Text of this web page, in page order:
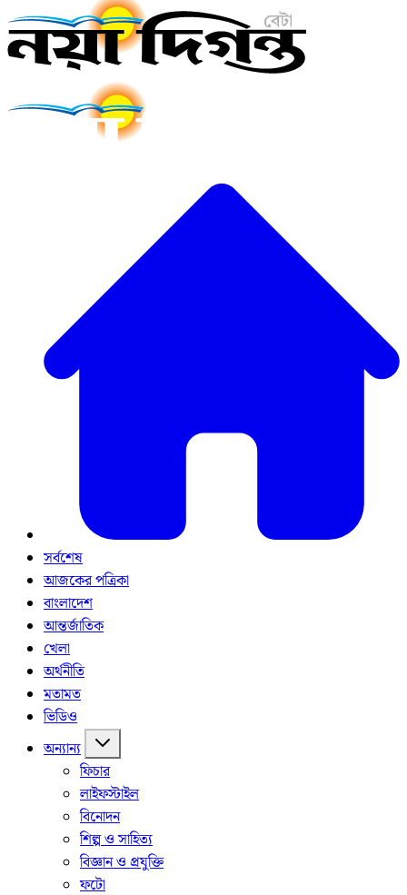
সর্বশেষ
আজকের পত্রিকা
বাংলাদেশ
আন্তর্জাতিক
খেলা
অর্থনীতি
মতামত
ভিডিও
অন্যান্য
ফিচার
লাইফস্টাইল
বিনোদন
শিল্প ও সাহিত্য
বিজ্ঞান ও প্রযুক্তি
ফটো